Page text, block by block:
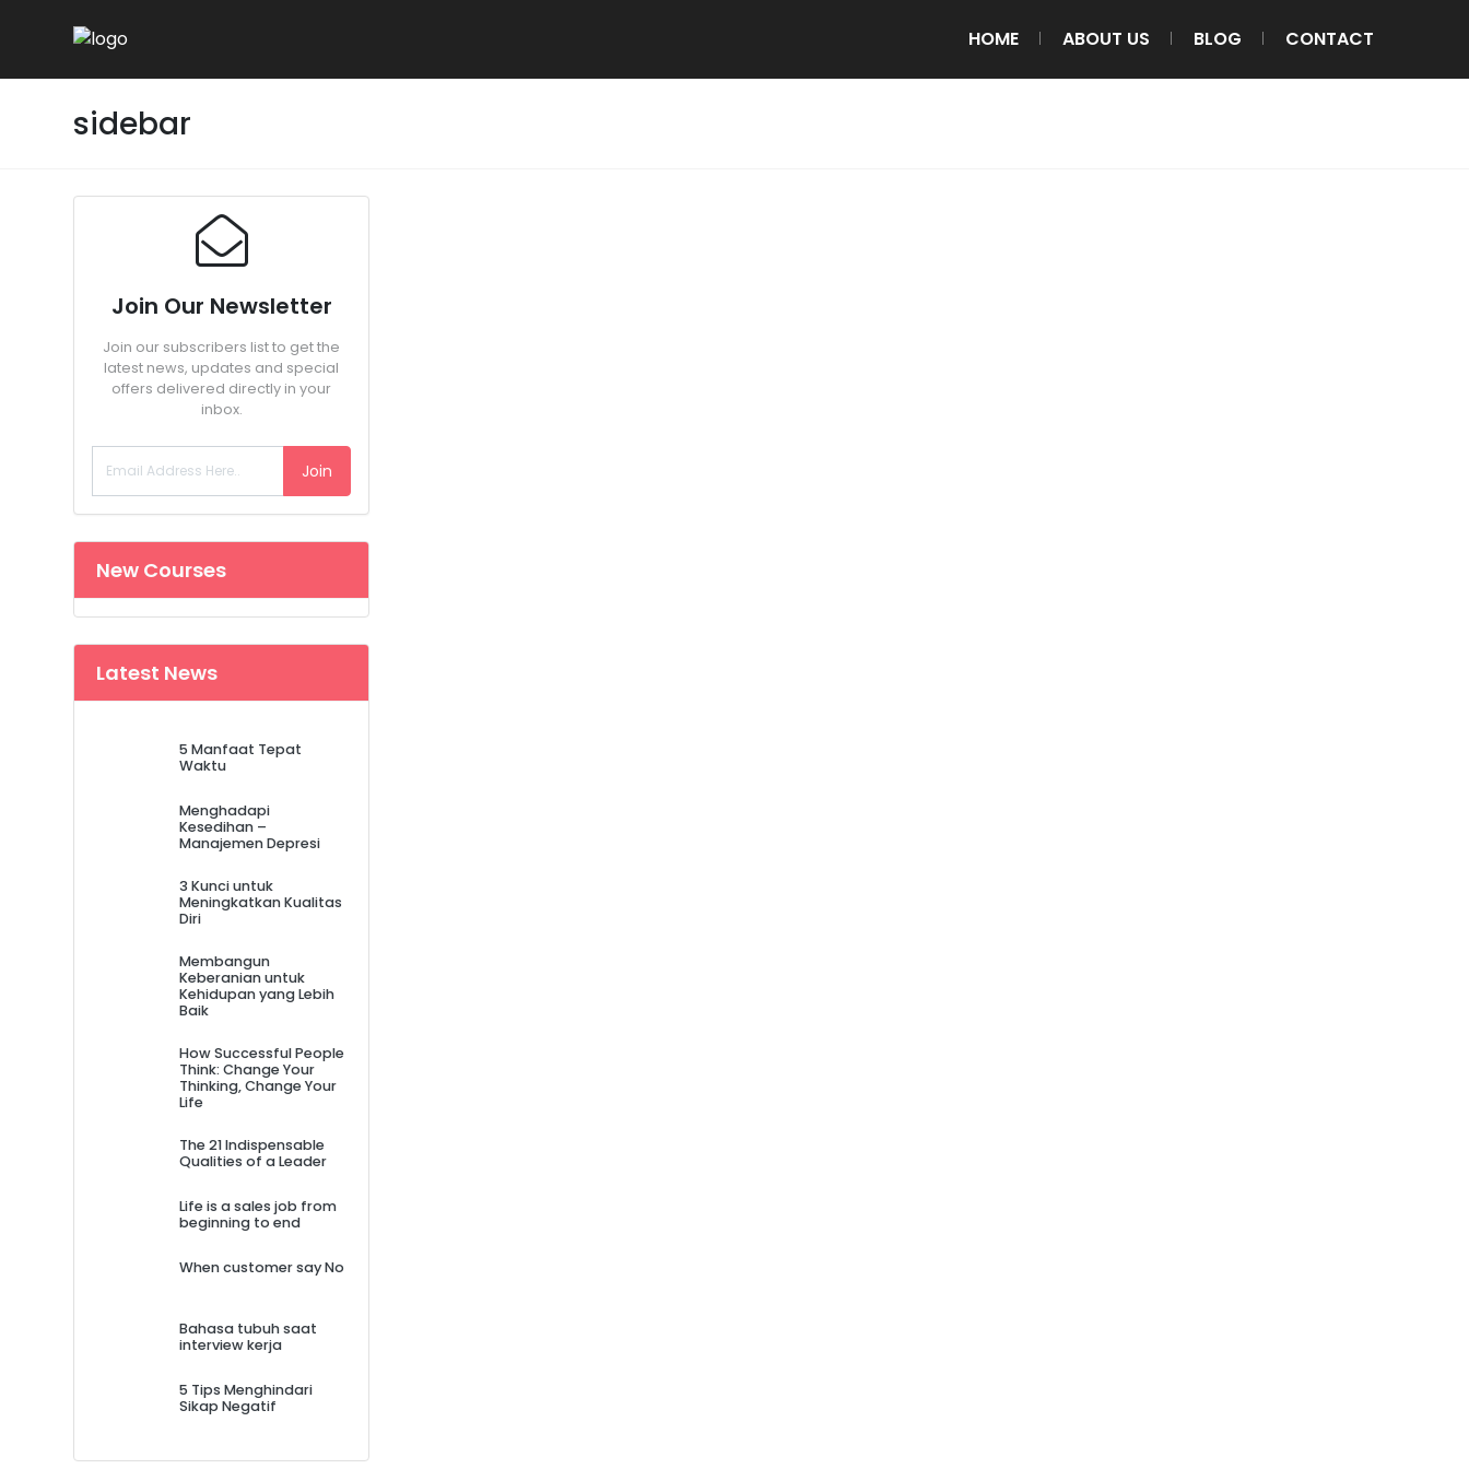
HOME ABOUT US BLOG CONTACT
sidebar
Join Our Newsletter
Join our subscribers list to get the
latest news, updates and special
offers delivered directly in your
inbox.
Join
New Courses
Latest News
5 Manfaat Tepat
Waktu
Menghadapi
Kesedihan –
Manajemen Depresi
3 Kunci untuk
Meningkatkan Kualitas
Diri
Membangun
Keberanian untuk
Kehidupan yang Lebih
Baik
How Successful People
Think: Change Your
Thinking, Change Your
Life
The 21 Indispensable
Qualities of a Leader
Life is a sales job from
beginning to end
When customer say No
Bahasa tubuh saat
interview kerja
5 Tips Menghindari
Sikap Negatif